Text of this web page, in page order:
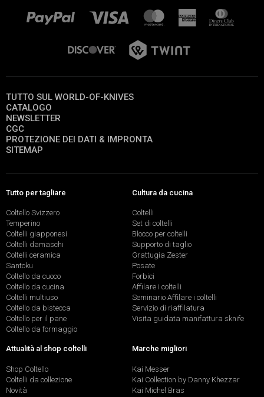
TUTTO SUL WORLD-OF-KNIVES
CATALOGO
NEWSLETTER
CGC
PROTEZIONE DEI DATI & IMPRONTA
SITEMAP
Tutto per tagliare
Coltello Svizzero
Temperino
Coltelli giapponesi
Coltelli damaschi
Coltelli ceramica
Santoku
Coltello da cuoco
Coltello da cucina
Coltelli multiuso
Coltello da bistecca
Coltello per il pane
Coltello da formaggio
Cultura da cucina
Coltelli
Set di coltelli
Blocco per coltelli
Supporto di taglio
Grattugia Zester
Posate
Forbici
Affilare i coltelli
Seminario Affilare i coltelli
Servizio di riaffilatura
Visita guidata manifattura sknife
Attualità al shop coltelli
Shop Coltello
Coltelli da collezione
Novità
Marche migliori
Kai Messer
Kai Collection by Danny Khezzar
Kai Michel Bras